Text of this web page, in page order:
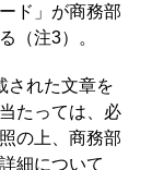
ド」が商務部
（注3）。
された文章を
たっては、必
の上、商務部
細について